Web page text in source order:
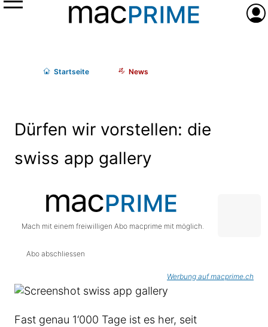
Menü
Startseite News
Dürfen wir vorstellen: die
swiss app gallery
Mach mit einem freiwilligen Abo macprime mit möglich.
Abo abschliessen
Werbung auf macprime.ch
Fast genau 1‘000 Tage ist es her, seit